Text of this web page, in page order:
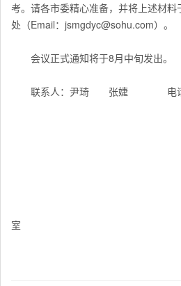
考。请各市委精心准备，并将上述材
处（Email：jsmgdyc@sohu.com）。
会议正式通知将于8月中旬发出。
联系人：尹琦 张婕 电话：
民革江苏
室
2008年7